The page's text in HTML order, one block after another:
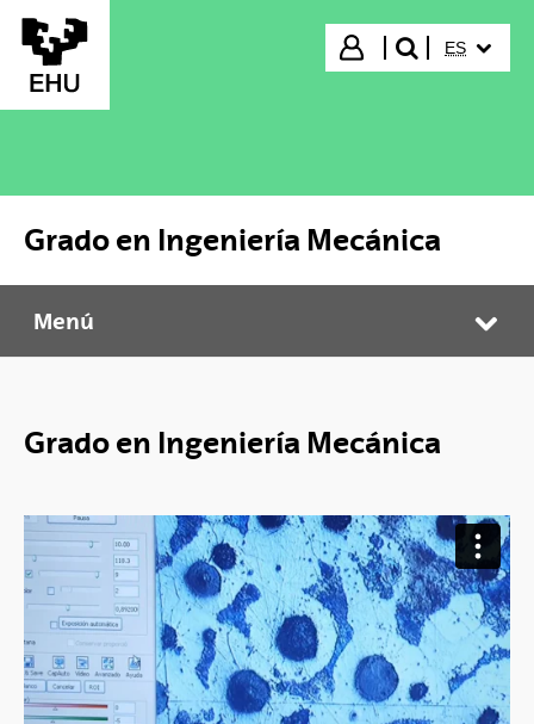
Saltar al contenido principal
Iniciar sesión
buscar"
ES
Grado en Ingeniería Mecánica
Grado en Ingeniería Mecánica
Menú
Grado en Ingeniería Mecánica